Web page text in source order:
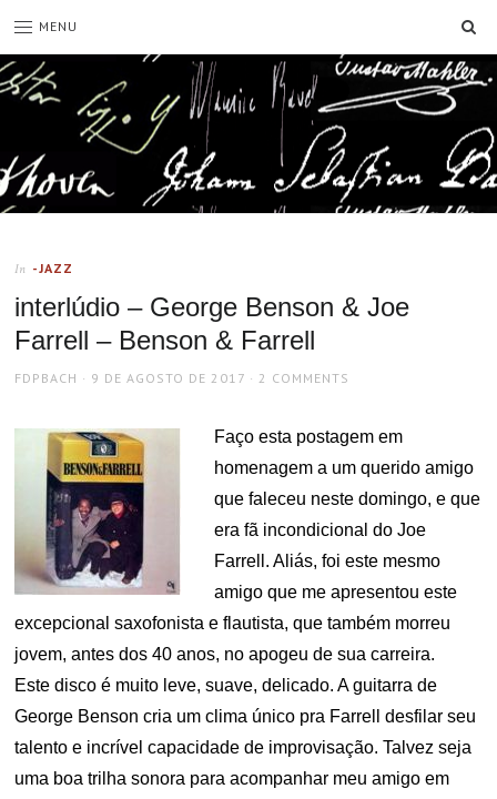
MENU
In -JAZZ
interlúdio – George Benson & Joe
Farrell – Benson & Farrell
AUTHOR
FDPBACH
POSTED
9 DE AGOSTO DE 2017 2 COMMENTS
Faço esta postagem em
homenagem a um querido amigo
que faleceu neste domingo, e que
era fã incondicional do Joe
Farrell. Aliás, foi este mesmo
amigo que me apresentou este
excepcional saxofonista e flautista, que também morreu
jovem, antes dos 40 anos, no apogeu de sua carreira.
Este disco é muito leve, suave, delicado. A guitarra de
George Benson cria um clima único pra Farrell desfilar seu
talento e incrível capacidade de improvisação. Talvez seja
uma boa trilha sonora para acompanhar meu amigo em